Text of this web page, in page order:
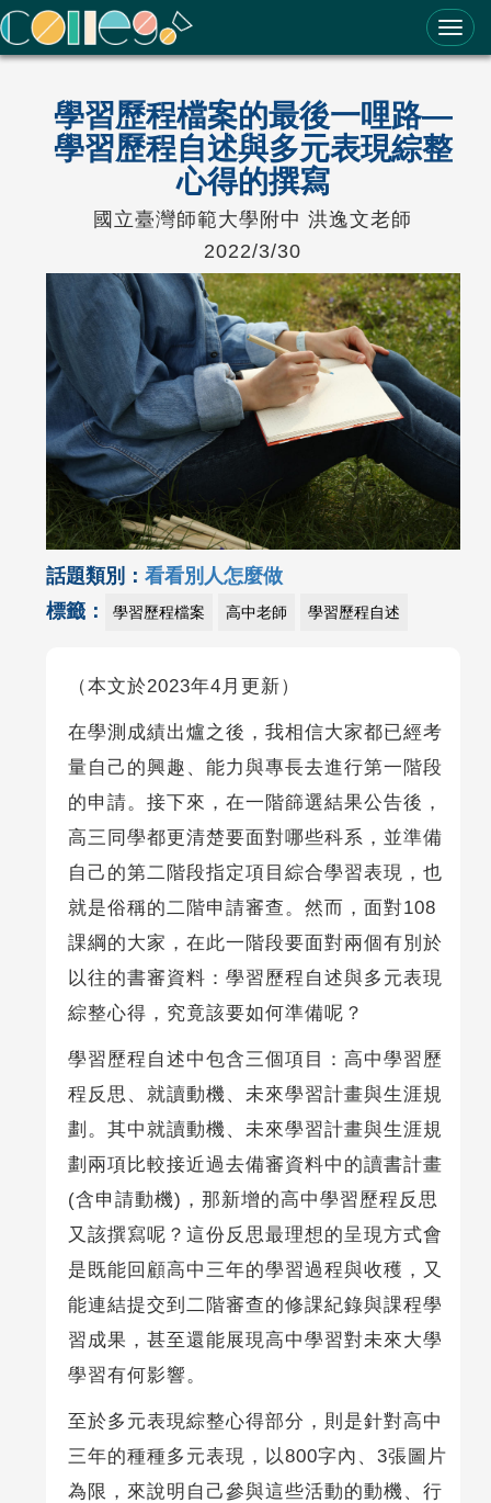
ColleGo! 大學選才與高中育才輔助系統
學習歷程檔案的最後一哩路—
學習歷程自述與多元表現綜整
心得的撰寫
國立臺灣師範大學附中 洪逸文老師
2022/3/30
話題類別： 看看別人怎麼做
標籤：
學習歷程檔案 高中老師 學習歷程自述
（本文於2023年4月更新）
在學測成績出爐之後，我相信大家都已經考
量自己的興趣、能力與專長去進行第一階段
的申請。接下來，在一階篩選結果公告後，
高三同學都更清楚要面對哪些科系，並準備
自己的第二階段指定項目綜合學習表現，也
就是俗稱的二階申請審查。然而，面對108
課綱的大家，在此一階段要面對兩個有別於
以往的書審資料：學習歷程自述與多元表現
綜整心得，究竟該要如何準備呢？
學習歷程自述中包含三個項目：高中學習歷
程反思、就讀動機、未來學習計畫與生涯規
劃。其中就讀動機、未來學習計畫與生涯規
劃兩項比較接近過去備審資料中的讀書計畫
(含申請動機)，那新增的高中學習歷程反思
又該撰寫呢？這份反思最理想的呈現方式會
是既能回顧高中三年的學習過程與收穫，又
能連結提交到二階審查的修課紀錄與課程學
習成果，甚至還能展現高中學習對未來大學
學習有何影響。
至於多元表現綜整心得部分，則是針對高中
三年的種種多元表現，以800字內、3張圖片
為限，來說明自己參與這些活動的動機、行